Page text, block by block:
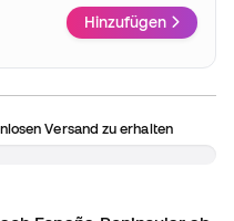
Hinzufügen
Versand zu erhalten